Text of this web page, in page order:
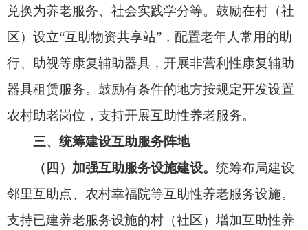
超、村（社区）便利店、餐饮企业、村卫生室等场
所进行无障碍、适老化改造，为互助性养老服务提
供支持。
（六）引导养老服务机构等积极参与。
鼓励各
机构设施资源、设立服务站点、提供专业指导等方
式，为互助性养老服务提供活动平台、技术指导和
服务保障。探索“物业+互助养老”，发挥物业企业常
驻社区、贴近居民优势，对互助性养老服务给予便
利，鼓励有条件的物业企业参与 互助性养老 服务。